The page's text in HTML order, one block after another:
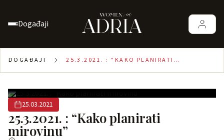
Događaji
DOGAĐAJI
25.3.2021. : “KAKO PLANIRATI
25.03.2021
25.3.2021. : “Kako planirati
mirovinu”